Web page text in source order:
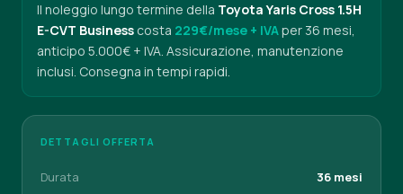
Il noleggio lungo termine della Toyota Yaris Cross 1.5H
E-CVT Business costa 229€/mese + IVAper 36 mesi,
anticipo 5.000€ + IVA. Assicurazione, manutenzione
inclusi. Consegna in tempi rapidi.
DETTAGLI OFFERTA
Durata 36 mesi